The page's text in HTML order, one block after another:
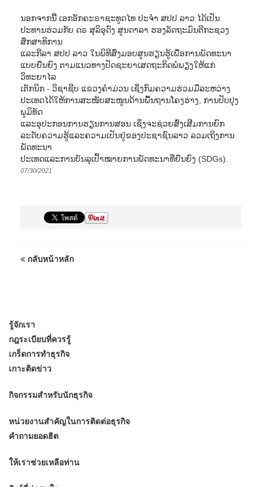
ນອກຈາກນີ້ ເອກອັກຄະຣາຊະທູດໄທ ປະຈຳ ສປປ ລາວ ໄດ້ເປັນ
ປະທານຮ່ວມກັບ ດຣ ສຸລິອຸດົງ ສູນດາລາ ຮອງລັດຖະມົນຕີກະຊວງ
ສຶກສາທິການ
ແລະກີລາ ສປປ ລາວ ໃນພິທີສົ່ງມອບສູນຮຽນຮູ້ເພື່ອການພັດທະນາ
ແບບຍືນຍົງ ຕາມແນວທາງປັດຊະຍາເສດຖະກິດພໍພຽງໃຫ້ແກ່
ວິທະຍາໄລ
ເຕັກນິກ - ວິຊາຊີບ ແຂວງຄຳມ່ວນ ເຊິ່ງກົມຄວາມຮ່ວມມືລະຫວ່າງ
ປະເທດໄດ້ໃຫ້ການສະໜັບສະໜູນດ້ານພື້ນຖານໂຄງຮ່າງ, ການປັບປຸງ
ພູມິທັດ
ແລະອຸປະກອນການຮຽນການສອນ ເຊິ່ງຈະຊ່ວຍສົ່ງເສີມການຍົກ
ລະດັບຄວາມຮູ້ແລະຄວາມເປັນຢູ່ຂອງປະຊາຊົນລາວ ລວມເຖິງການ
ພັດທະນາ
ປະເທດແລະການບັນລຸເປົ້າໝາຍການພັດທະນາທີ່ຍືນຍົງ (SDGs).
07/30/2021
กลับหน้าหลัก
รู้จักเรา
กฎระเบียบที่ควรรู้
เกร็ดการทำธุรกิจ
เกาะติดข่าว
กิจกรรมสำหรับนักธุรกิจ
หน่วยงานสำคัญในการติดต่อธุรกิจ
คำถามยอดฮิต
ให้เราช่วยเหลือท่าน